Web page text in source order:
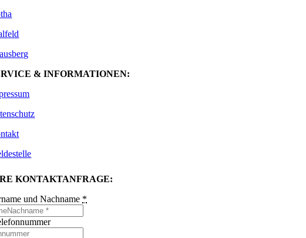
& INFORMATIONEN:
KONTAKTANFRAGE:
und Nachname *